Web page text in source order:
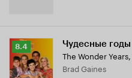
Рейтинг
Кинопоиска
8.4
8.4 Чудесные годы
The Wonder Years,
Brad Gaines